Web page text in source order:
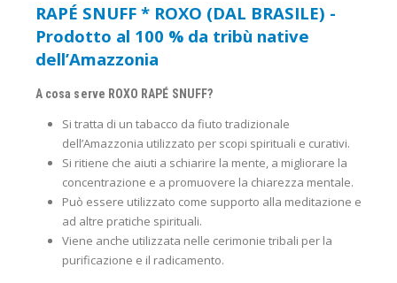
RAPÉ SNUFF * ROXO (DAL BRASILE) -
Prodotto al 100 % da tribù native
dell’Amazzonia
A cosa serve ROXO RAPÉ SNUFF?
Si tratta di un tabacco da fiuto tradizionale
dell’Amazzonia utilizzato per scopi spirituali e curativi.
Si ritiene che aiuti a schiarire la mente, a migliorare la
concentrazione e a promuovere la chiarezza mentale.
Può essere utilizzato come supporto alla meditazione e
ad altre pratiche spirituali.
Viene anche utilizzata nelle cerimonie tribali per la
purificazione e il radicamento.